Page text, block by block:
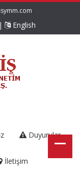
| English
Duyurular
İletişim